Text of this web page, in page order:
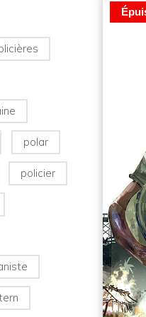
polar
policier